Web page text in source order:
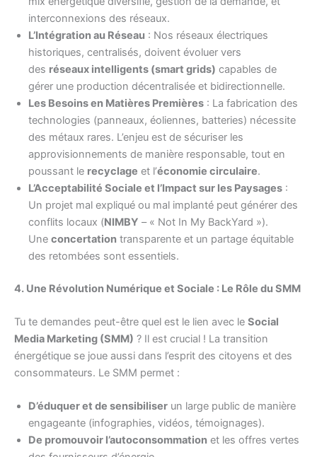
interconnexions des réseaux.
L’Intégration au Réseau : Nos réseaux électriques
historiques, centralisés, doivent évoluer vers
des réseaux intelligents (smart grids) capables de
gérer une production décentralisée et bidirectionnelle.
Les Besoins en Matières Premières : La fabrication des
technologies (panneaux, éoliennes, batteries) nécessite
des métaux rares. L’enjeu est de sécuriser les
approvisionnements de manière responsable, tout en
poussant le recyclage et l’économie circulaire.
L’Acceptabilité Sociale et l’Impact sur les Paysages :
Un projet mal expliqué ou mal implanté peut générer des
conflits locaux (NIMBY – « Not In My BackYard »).
Une concertation transparente et un partage équitable
des retombées sont essentiels.
4. Une Révolution Numérique et Sociale : Le Rôle du SMM
Tu te demandes peut-être quel est le lien avec le Social
Media Marketing (SMM) ? Il est crucial ! La transition
énergétique se joue aussi dans l’esprit des citoyens et des
consommateurs. Le SMM permet :
D’éduquer et de sensibiliser un large public de manière
engageante (infographies, vidéos, témoignages).
De promouvoir l’autoconsommation et les offres vertes